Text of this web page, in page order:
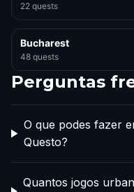
22 quests
Bucharest
48 quests
Perguntas
O que podes fazer
Questo?
Quantos jogos